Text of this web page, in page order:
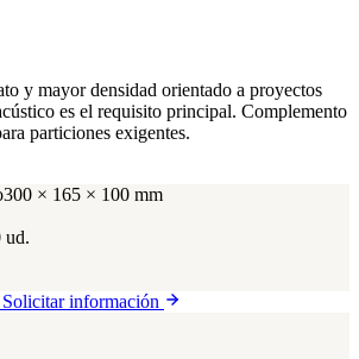
y mayor densidad orientado a proyectos
es el requisito principal. Complemento
particiones exigentes.
300 × 165 × 100 mm
ud.
Solicitar información